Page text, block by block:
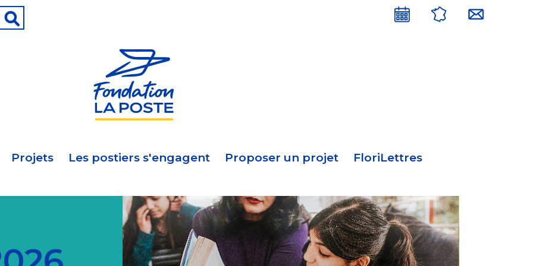
Menu
Projets Les postiers s'engagent Proposer un projet FloriLettres